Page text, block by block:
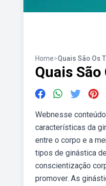
Home>Quais São Os
Quais
Webnesse
características da
entre o corpo e a
tipos de ginástica
conscientização
promover. As